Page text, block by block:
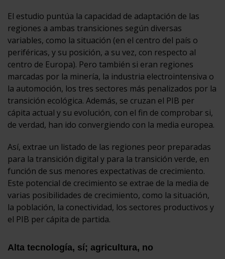
El estudio puntúa la capacidad de adaptación de las
regiones a ambas transiciones según diversas
variables, como la situación (en el centro del país o
periféricas, y su posición, a su vez, con respecto al
centro de Europa). Pero también si eran regiones
marcadas por la minería, la industria electrointensiva o
la automoción, los tres sectores más penalizados por la
transición ecológica. Además, se cruzan el PIB per
cápita actual y su evolución, con el fin de comprobar si,
de verdad, han ido convergiendo con la media europea.
Así, extrae un listado de las regiones peor preparadas
para la transición digital y para la transición verde, en
función de sus menores expectativas de crecimiento.
Este potencial de crecimiento se extrae de la media de
varias posibilidades de crecimiento, como la situación,
la población, la conectividad, los sectores productivos y
el PIB per cápita de partida.
Alta tecnología, sí; agricultura, no